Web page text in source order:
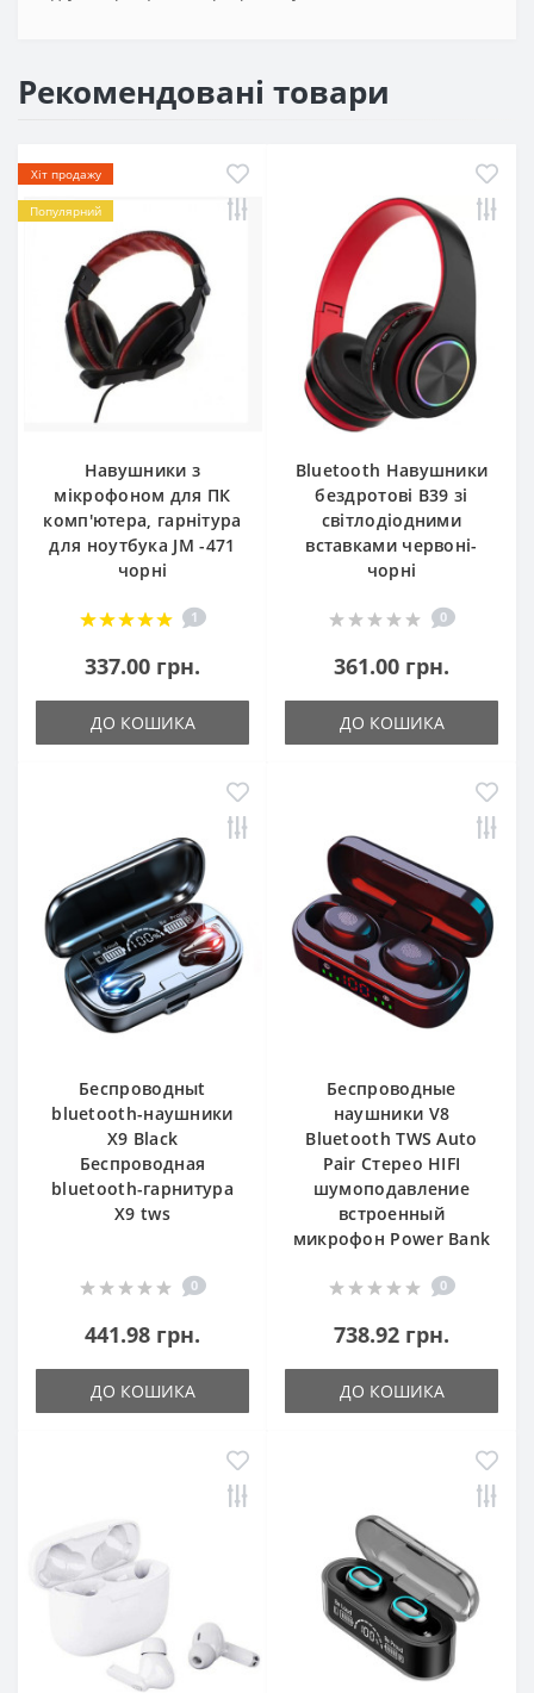
Рекомендовані товари
Хіт продажу
Популярний
Навушники з
мікрофоном для ПК
комп'ютера, гарнітура
для ноутбука JM -471
чорні
1
337.00 грн.
ДО КОШИКА
Bluetooth Навушники
бездротові B39 зі
світлодіодними
вставками червоні-
чорні
0
361.00 грн.
ДО КОШИКА
Беспроводныt
bluetooth-наушники
X9 Black
Беспроводная
bluetooth-гарнитура
X9 tws
0
441.98 грн.
ДО КОШИКА
Беспроводные
наушники V8
Bluetooth TWS Auto
Pair Стерео HIFI
шумоподавление
встроенный
микрофон Power Bank
0
738.92 грн.
ДО КОШИКА